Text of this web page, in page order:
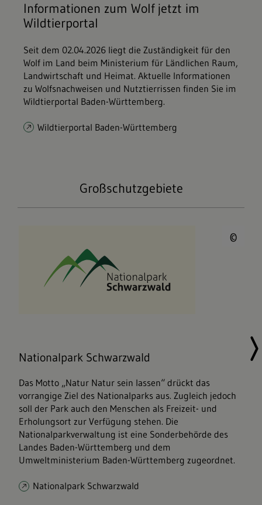
Informationen zum Wolf jetzt im
Wildtierportal
Seit dem 02.04.2026 liegt die Zuständigkeit für den
Wolf im Land beim Ministerium für Ländlichen Raum,
Landwirtschaft und Heimat. Aktuelle Informationen
zu Wolfsnachweisen und Nutztierrissen finden Sie im
Wildtierportal Baden-Württemberg.
Wildtierportal Baden-Württemberg
Großschutzgebiete
©
Nationalpark Schwarzwald
Das Motto „Natur Natur sein lassen“ drückt das
vorrangige Ziel des Nationalparks aus. Zugleich jedoch
soll der Park auch den Menschen als Freizeit- und
Erholungsort zur Verfügung stehen. Die
Nationalparkverwaltung ist eine Sonderbehörde des
Landes Baden-Württemberg und dem
Umweltministerium Baden-Württemberg zugeordnet.
Nationalpark Schwarzwald